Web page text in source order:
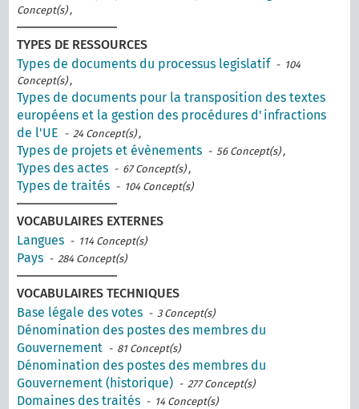
Concept(s) ,
TYPES DE RESSOURCES
Types de documents du processus legislatif - 104
Concept(s) ,
Types de documents pour la transposition des textes
européens et la gestion des procédures d'infractions
de l'UE - 24 Concept(s) ,
Types de projets et évènements - 56 Concept(s) ,
Types des actes - 67 Concept(s) ,
Types de traités - 104 Concept(s)
VOCABULAIRES EXTERNES
Langues - 114 Concept(s)
Pays - 284 Concept(s)
VOCABULAIRES TECHNIQUES
Base légale des votes - 3 Concept(s)
Dénomination des postes des membres du
Gouvernement - 81 Concept(s)
Dénomination des postes des membres du
Gouvernement (historique) - 277 Concept(s)
Domaines des traités - 14 Concept(s)